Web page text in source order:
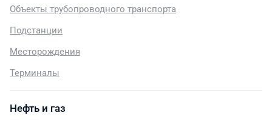
Объекты трубопроводного транспорта
Подстанции
Месторождения
Терминалы
Нефть и газ